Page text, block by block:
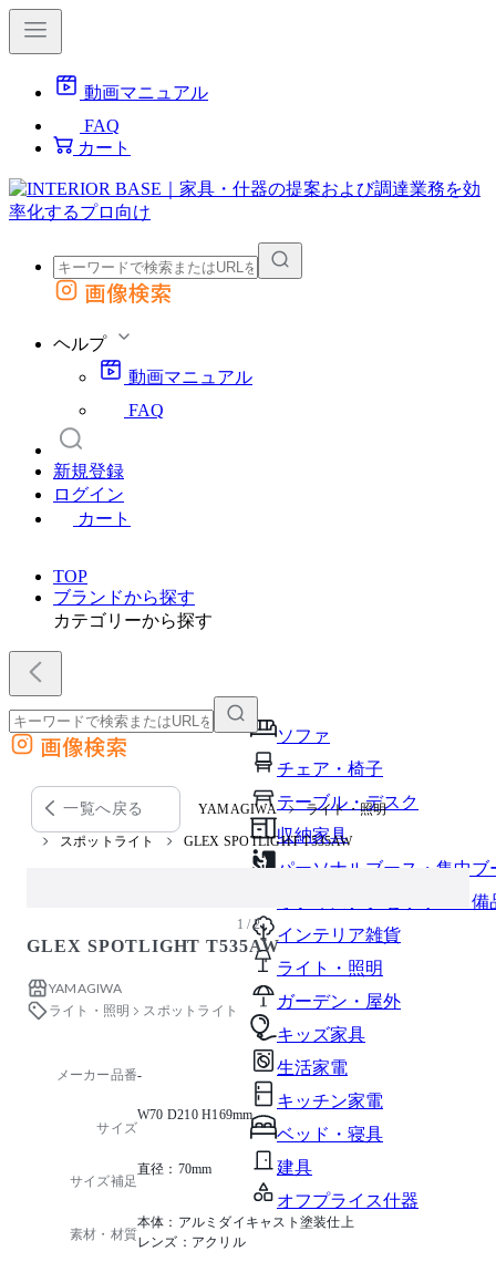
動画マニュアル
FAQ
カート
外部サイトの商品をカートに追加
画像検索
ヘルプ
動画マニュアル
FAQ
新規登録
ログイン
カート
TOP
ブランドから探す
カテゴリーから探す
ソファ
チェア・椅子
テーブル・デスク
収納家具
パーソナルブース・集中ブ
オフィスアクセサリー・備
インテリア雑貨
ライト・照明
ガーデン・屋外
キッズ家具
生活家電
キッチン家電
ベッド・寝具
建具
オフプライス什器
外部サイトの商品をカートに追加
他のサイトで見つけた商品ページのURLを貼り付けて、カートに追加できます
画像検索
一覧へ戻る YAMAGIWA ライト・照明
スポットライト GLEX SPOTLIGHT T535AW
1 / 2
GLEX SPOTLIGHT T535AW
YAMAGIWA
ライト・照明
スポットライト
メーカー品番-
サイズ
W70 D210 H169mm
サイズ補足
直径：70mm
素材・材質
本体：アルミダイキャスト塗装仕上
レンズ：アクリル